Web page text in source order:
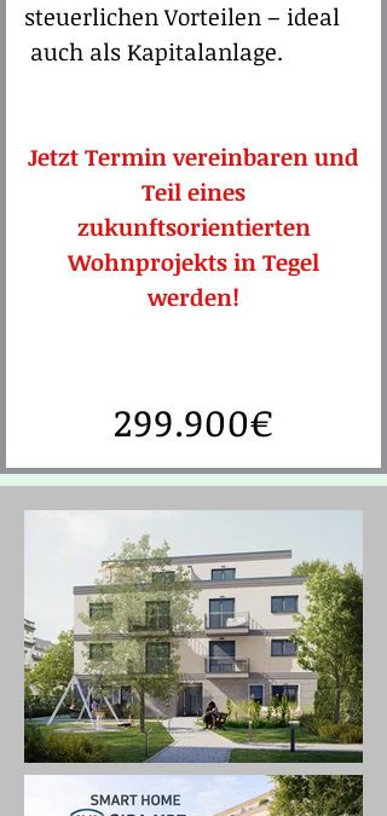
steuerlichen Vorteilen – ideal
auch als Kapitalanlage.​​​​
Jetzt Termin vereinbaren und
Teil eines
zukunftsorientierten
Wohnprojekts in Tegel
werden!
299.900€